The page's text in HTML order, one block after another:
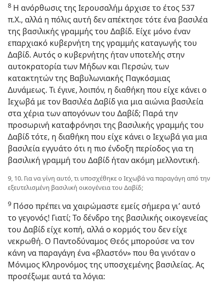
8 Η ανόρθωσις της Ιερουσαλήμ άρχισε το έτος 537
π.Χ., αλλά η πόλις αυτή δεν απέκτησε τότε ένα βασιλέα
της βασιλικής γραμμής του Δαβίδ. Είχε μόνο έναν
επαρχιακό κυβερνήτη της γραμμής καταγωγής του
Δαβίδ. Αυτός ο κυβερνήτης ήταν υποτελής στην
αυτοκρατορία των Μήδων και Περσών, των
κατακτητών της Βαβυλωνιακής Παγκόσμιας
Δυνάμεως. Τι έγινε, λοιπόν, η διαθήκη που είχε κάνει ο
Ιεχωβά με τον Βασιλέα Δαβίδ για μια αιώνια βασιλεία
στα χέρια των απογόνων του Δαβίδ; Παρά την
προσωρινή καταφρόνησι της βασιλικής γραμμής του
Δαβίδ τότε, η διαθήκη που είχε κάνει ο Ιεχωβά για μια
βασιλεία εγγυάτο ότι η πιο ένδοξη περίοδος για τη
βασιλική γραμμή του Δαβίδ ήταν ακόμη μελλοντική.
9, 10. Για να γίνη αυτό, τι υποσχέθηκε ο Ιεχωβά να παραγάγη από την
εξευτελισμένη βασιλική οικογένεια του Δαβίδ;
9 Πόσο πρέπει να χαιρώμαστε εμείς σήμερα γι’ αυτό
το γεγονός! Γιατί; Το δένδρο της βασιλικής οικογενείας
του Δαβίδ είχε κοπή, αλλά ο κορμός του δεν είχε
νεκρωθή. Ο Παντοδύναμος Θεός μπορούσε να τον
κάνη να παραγάγη ένα «βλαστόν» που θα γινόταν ο
Μόνιμος Κληρονόμος της υποσχεμένης βασιλείας. Ας
προσέξωμε αυτά τα λόγια: